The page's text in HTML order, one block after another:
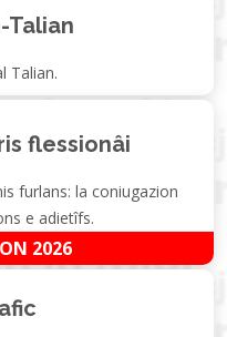
Talian
Talian.
flessionâi
furlans: la coniugazion
e adietîfs.
2026